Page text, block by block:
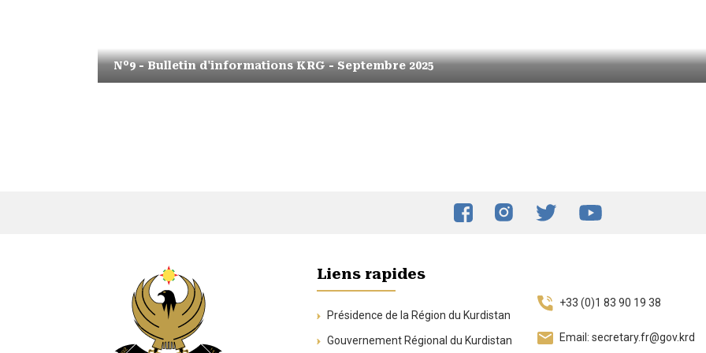
N°9 - Bulletin d'informations KRG - Septembre 2025
Liens rapides
Présidence de la Région du Kurdistan
Gouvernement Régional du Kurdistan
+33 (0)1 83 90 19 38
Email: secretary.fr@gov.krd